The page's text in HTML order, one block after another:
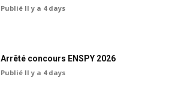
Publié Il y a 4 days
Arrêté concours ENSPY 2026
Publié Il y a 4 days